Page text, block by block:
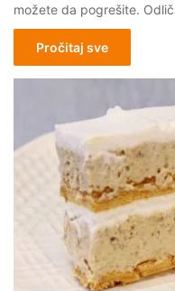
možete da pogrešite.
Pročitaj sve